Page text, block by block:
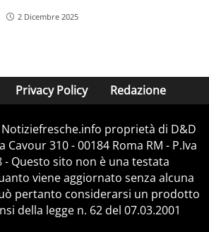
2 Dicembre 2025
Privacy Policy Redazione
proprietà di D&D
Cavour 310 - 00184 Roma RM - P.Iva
- Questo sito non è una testata
viene aggiornato senza alcuna
pertanto considerarsi un prodotto
della legge n. 62 del 07.03.2001